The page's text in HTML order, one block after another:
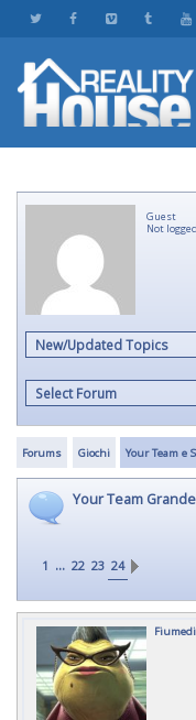
Guest
Not
New/Updated Topics
Select Forum
Forums Giochi Your Team e
Your Team
1 ... 22 23 24